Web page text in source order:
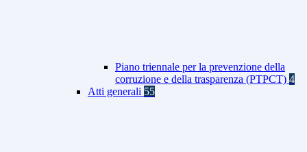
Piano triennale per la prevenzione della
corruzione e della trasparenza (PTPCT) 4
Atti generali 55